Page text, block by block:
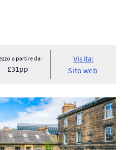
a partire da:
£31pp
Visita:
Sito web
Walking Tour